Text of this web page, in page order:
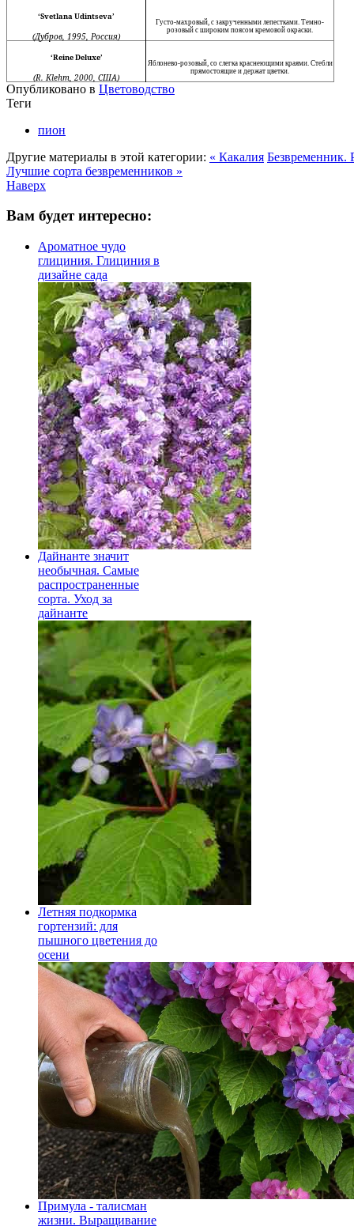
‘Svetlana Udintseva’
(Дубров, 1995, Россия)
Густо-махровый, с закрученными лепестками. Темно-
розовый с широким поясом кремовой окраски.
‘Reine Deluxe’
(R. Klehm, 2000, США)
Яблонево-розовый, со слегка краснеющими кра­ями. Стебли
прямостоящие и держат цветки.
Опубликовано в Цветоводство
Теги
пион
Другие материалы в этой категории: « Какалия Безвременник.
Лучшие сорта безвременников »
Наверх
Вам будет интересно:
Ароматное чудо
глициния. Глициния в
дизайне сада
Дайнанте значит
необычная. Самые
распространенные
сорта. Уход за
дайнанте
Летняя подкормка
гортензий: для
пышного цветения до
осени
Примула - талисман
жизни. Выращивание